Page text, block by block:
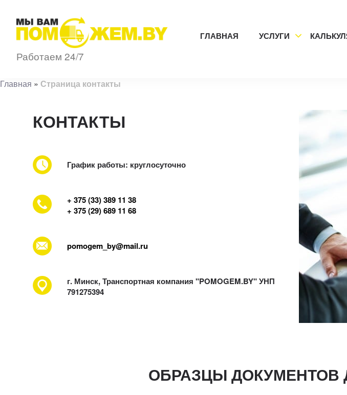
Работаем 24/7
ГЛАВНАЯ УСЛУГИ
Главная » Страница контакты
КОНТАКТЫ
График работы: круглосуточно
+ 375 (33) 389 11 38
+ 375 (29) 689 11 68
pomogem_by@mail.ru
г. Минск, Транспортная компания "POMOGEM.BY" УНП
791275394
ОБРАЗЦЫ